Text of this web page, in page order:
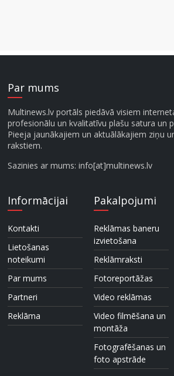
Par mums
Multinews.lv portāls piedāvā visiem
profesionālu un kvalitatīvu plašu satura un
Pieeja jaunākajiem un aktuālākajiem ziņu
rakstiem.
Sazinies ar mums: info[at]multinews.lv
Informācijai
Kontakti
Lietošanas
noteikumi
Par mums
Partneri
Reklāma
Pakalpojumi
Reklāmas baneru
izvietošana
Reklāmraksti
Fotoreportāžas
Video reklāmas
Video filmēšana un
montāža
Fotografēšanas un
foto apstrāde